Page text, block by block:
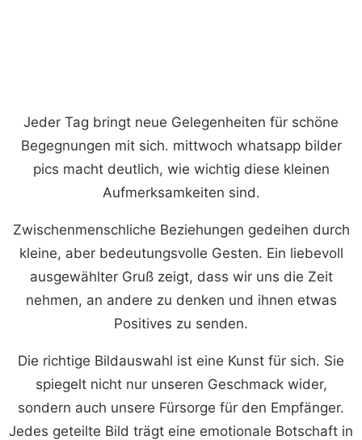
Jeder Tag bringt neue Gelegenheiten für schöne
Begegnungen mit sich. mittwoch whatsapp bilder
pics macht deutlich, wie wichtig diese kleinen
Aufmerksamkeiten sind.
Zwischenmenschliche Beziehungen gedeihen durch
kleine, aber bedeutungsvolle Gesten. Ein liebevoll
ausgewählter Gruß zeigt, dass wir uns die Zeit
nehmen, an andere zu denken und ihnen etwas
Positives zu senden.
Die richtige Bildauswahl ist eine Kunst für sich. Sie
spiegelt nicht nur unseren Geschmack wider,
sondern auch unsere Fürsorge für den Empfänger.
Jedes geteilte Bild trägt eine emotionale Botschaft in